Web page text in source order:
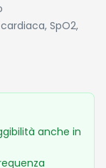
SpO2,
anche in